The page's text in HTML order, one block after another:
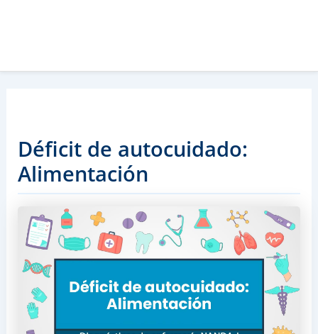
Déficit de autocuidado:
Alimentación